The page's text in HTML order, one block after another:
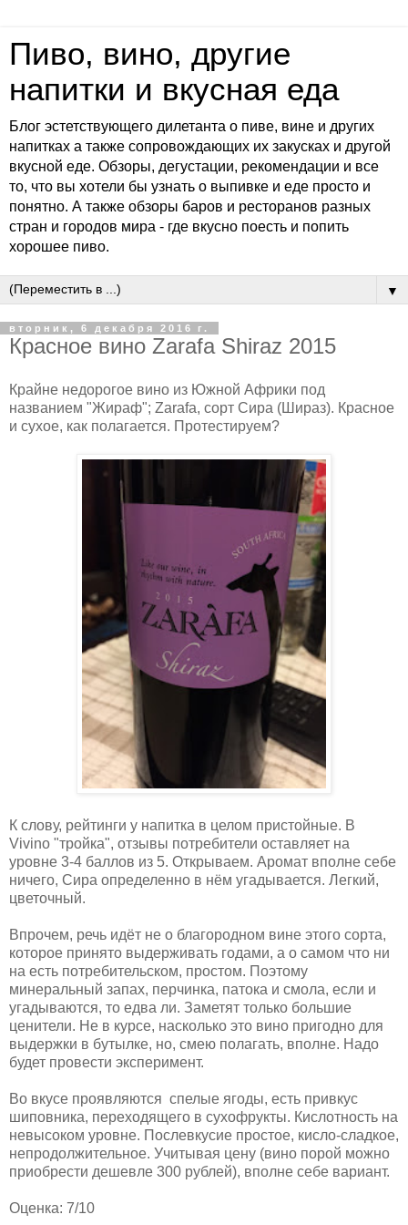
Пиво, вино, другие
напитки и вкусная еда
Блог эстетствующего дилетанта о пиве, вине и других
напитках а также сопровождающих их закусках и другой
вкусной еде. Обзоры, дегустации, рекомендации и все
то, что вы хотели бы узнать о выпивке и еде просто и
понятно. А также обзоры баров и ресторанов разных
стран и городов мира - где вкусно поесть и попить
хорошее пиво.
▼
вторник, 6 декабря 2016 г.
Красное вино Zarafa Shiraz 2015
Крайне недорогое вино из Южной Африки под
названием "Жираф"; Zarafa, сорт Сира (Шираз). Красное
и сухое, как полагается. Протестируем?
К слову, рейтинги у напитка в целом пристойные. В
Vivino "тройка", отзывы потребители оставляет на
уровне 3-4 баллов из 5. Открываем. Аромат вполне себе
ничего, Сира определенно в нём угадывается. Легкий,
цветочный.
Впрочем, речь идёт не о благородном вине этого сорта,
которое принято выдерживать годами, а о самом что ни
на есть потребительском, простом. Поэтому
минеральный запах, перчинка, патока и смола, если и
угадываются, то едва ли. Заметят только большие
ценители. Не в курсе, насколько это вино пригодно для
выдержки в бутылке, но, смею полагать, вполне. Надо
будет провести эксперимент.
Во вкусе проявляются спелые ягоды, есть привкус
шиповника, переходящего в сухофрукты. Кислотность на
невысоком уровне. Послевкусие простое, кисло-сладкое,
непродолжительное. Учитывая цену (вино порой можно
приобрести дешевле 300 рублей), вполне себе вариант.
Оценка: 7/10